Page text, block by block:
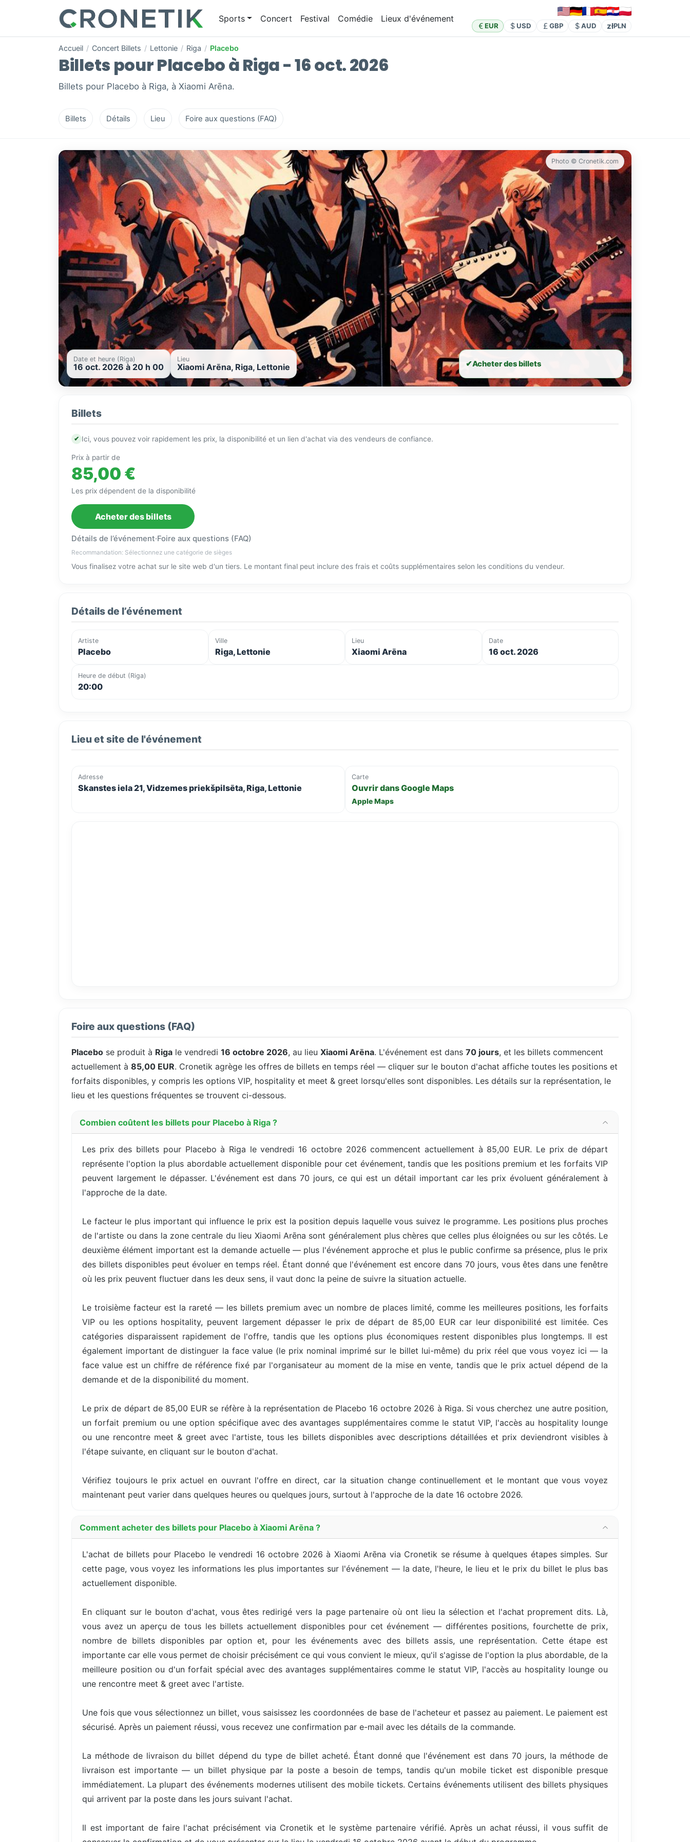
Sports Concert Festival Comédie Lieux d'événement
EUR USD GBP AUD złPLN
Accueil / Concert Billets / Lettonie / Riga / Placebo
Billets pour Placebo à Riga - 16 oct. 2026
Billets pour Placebo à Riga, à Xiaomi Arēna.
Billets Détails Lieu Foire aux questions (FAQ)
Photo © Cronetik.com
Date et heure (Riga)
16 oct. 2026 à 20 h 00
Lieu
Xiaomi Arēna, Riga, Lettonie ✔Acheter des billets
Billets
✔ Ici, vous pouvez voir rapidement les prix, la disponibilité et un lien d'achat via des vendeurs de confiance.
Prix à partir de
85,00 €
Les prix dépendent de la disponibilité
Acheter des billets
Détails de l’événement·Foire aux questions (FAQ)
Recommandation: Sélectionnez une catégorie de sièges
Vous finalisez votre achat sur le site web d'un tiers. Le montant final peut inclure des frais et coûts supplémentaires selon les conditions du vendeur.
Détails de l’événement
Artiste
Placebo
Ville
Riga, Lettonie
Lieu
Xiaomi Arēna
Date
16 oct. 2026
Heure de début (Riga)
20:00
Lieu et site de l'événement
Adresse
Skanstes iela 21, Vidzemes priekšpilsēta, Riga, Lettonie
Carte
Ouvrir dans Google Maps
Apple Maps
Foire aux questions (FAQ)
Placebo se produit à Riga le vendredi 16 octobre 2026, au lieu Xiaomi Arēna. L'événement est dans 70 jours, et les billets commencent
actuellement à 85,00 EUR. Cronetik agrège les offres de billets en temps réel — cliquer sur le bouton d'achat affiche toutes les positions et
forfaits disponibles, y compris les options VIP, hospitality et meet & greet lorsqu'elles sont disponibles. Les détails sur la représentation, le
lieu et les questions fréquentes se trouvent ci-dessous.
Combien coûtent les billets pour Placebo à Riga ?
Les prix des billets pour Placebo à Riga le vendredi 16 octobre 2026 commencent actuellement à 85,00 EUR. Le prix de départ
représente l'option la plus abordable actuellement disponible pour cet événement, tandis que les positions premium et les forfaits VIP
peuvent largement le dépasser. L'événement est dans 70 jours, ce qui est un détail important car les prix évoluent généralement à
l'approche de la date.
Le facteur le plus important qui influence le prix est la position depuis laquelle vous suivez le programme. Les positions plus proches
de l'artiste ou dans la zone centrale du lieu Xiaomi Arēna sont généralement plus chères que celles plus éloignées ou sur les côtés. Le
deuxième élément important est la demande actuelle — plus l'événement approche et plus le public confirme sa présence, plus le prix
des billets disponibles peut évoluer en temps réel. Étant donné que l'événement est encore dans 70 jours, vous êtes dans une fenêtre
où les prix peuvent fluctuer dans les deux sens, il vaut donc la peine de suivre la situation actuelle.
Le troisième facteur est la rareté — les billets premium avec un nombre de places limité, comme les meilleures positions, les forfaits
VIP ou les options hospitality, peuvent largement dépasser le prix de départ de 85,00 EUR car leur disponibilité est limitée. Ces
catégories disparaissent rapidement de l'offre, tandis que les options plus économiques restent disponibles plus longtemps. Il est
également important de distinguer la face value (le prix nominal imprimé sur le billet lui-même) du prix réel que vous voyez ici — la
face value est un chiffre de référence fixé par l'organisateur au moment de la mise en vente, tandis que le prix actuel dépend de la
demande et de la disponibilité du moment.
Le prix de départ de 85,00 EUR se réfère à la représentation de Placebo 16 octobre 2026 à Riga. Si vous cherchez une autre position,
un forfait premium ou une option spécifique avec des avantages supplémentaires comme le statut VIP, l'accès au hospitality lounge
ou une rencontre meet & greet avec l'artiste, tous les billets disponibles avec descriptions détaillées et prix deviendront visibles à
l'étape suivante, en cliquant sur le bouton d'achat.
Vérifiez toujours le prix actuel en ouvrant l'offre en direct, car la situation change continuellement et le montant que vous voyez
maintenant peut varier dans quelques heures ou quelques jours, surtout à l'approche de la date 16 octobre 2026.
Comment acheter des billets pour Placebo à Xiaomi Arēna ?
L'achat de billets pour Placebo le vendredi 16 octobre 2026 à Xiaomi Arēna via Cronetik se résume à quelques étapes simples. Sur
cette page, vous voyez les informations les plus importantes sur l'événement — la date, l'heure, le lieu et le prix du billet le plus bas
actuellement disponible.
En cliquant sur le bouton d'achat, vous êtes redirigé vers la page partenaire où ont lieu la sélection et l'achat proprement dits. Là,
vous avez un aperçu de tous les billets actuellement disponibles pour cet événement — différentes positions, fourchette de prix,
nombre de billets disponibles par option et, pour les événements avec des billets assis, une représentation. Cette étape est
importante car elle vous permet de choisir précisément ce qui vous convient le mieux, qu'il s'agisse de l'option la plus abordable, de la
meilleure position ou d'un forfait spécial avec des avantages supplémentaires comme le statut VIP, l'accès au hospitality lounge ou
une rencontre meet & greet avec l'artiste.
Une fois que vous sélectionnez un billet, vous saisissez les coordonnées de base de l'acheteur et passez au paiement. Le paiement est
sécurisé. Après un paiement réussi, vous recevez une confirmation par e-mail avec les détails de la commande.
La méthode de livraison du billet dépend du type de billet acheté. Étant donné que l'événement est dans 70 jours, la méthode de
livraison est importante — un billet physique par la poste a besoin de temps, tandis qu'un mobile ticket est disponible presque
immédiatement. La plupart des événements modernes utilisent des mobile tickets. Certains événements utilisent des billets physiques
qui arrivent par la poste dans les jours suivant l'achat.
Il est important de faire l'achat précisément via Cronetik et le système partenaire vérifié. Après un achat réussi, il vous suffit de